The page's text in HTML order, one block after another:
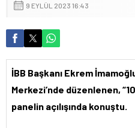
9 EYLÜL 2023 16:43
İBB Başkanı Ekrem
Merkezi’nde düzenlenen,
panelin açılışında konuştu.